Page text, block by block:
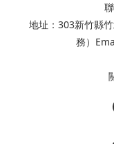
地址：303新竹縣
務）